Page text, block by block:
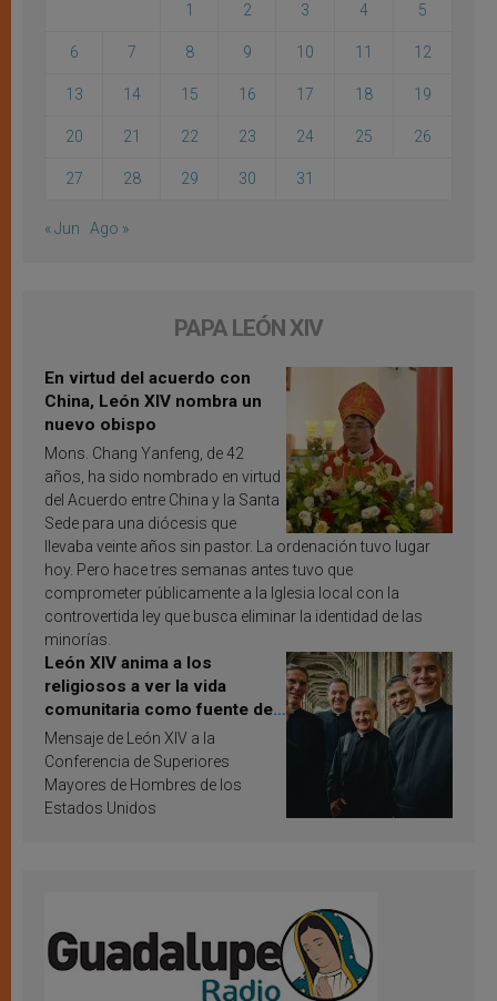
1 2 3 4 5
6 7 8 9 10 11 12
13 14 15 16 17 18 19
20 21 22 23 24 25 26
27 28 29 30 31
« Jun Ago »
PAPA LEÓN XIV
En virtud del acuerdo con
China, León XIV nombra un
nuevo obispo
Mons. Chang Yanfeng, de 42
años, ha sido nombrado en virtud
del Acuerdo entre China y la Santa
Sede para una diócesis que
llevaba veinte años sin pastor. La ordenación tuvo lugar
hoy. Pero hace tres semanas antes tuvo que
comprometer públicamente a la Iglesia local con la
controvertida ley que busca eliminar la identidad de las
minorías.
León XIV anima a los
religiosos a ver la vida
comunitaria como fuente de
inspiración y santificación
Mensaje de León XIV a la
Conferencia de Superiores
Mayores de Hombres de los
Estados Unidos